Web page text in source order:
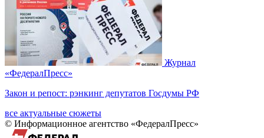
Журнал
«ФедералПресс»
Закон и репост: рэнкинг депутатов Госдумы РФ
все актуальные сюжеты
© Информационное агентство «ФедералПресс»